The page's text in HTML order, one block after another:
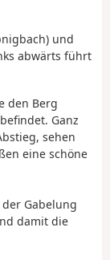
und
abwärts führt
den Berg
Ganz
sehen
eine schöne
Gabelung
damit die